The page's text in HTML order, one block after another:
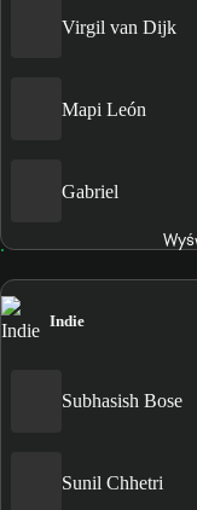
Virgil van Dijk
Mapi León
Gabriel
Indie
Subhasish Bose
Sunil Chhetri